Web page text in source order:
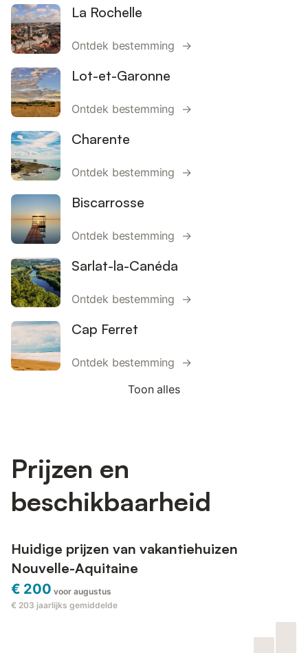
La Rochelle
Ontdek bestemming →
Lot-et-Garonne
Ontdek bestemming →
Charente
Ontdek bestemming →
Biscarrosse
Ontdek bestemming →
Sarlat-la-Canéda
Ontdek bestemming →
Cap Ferret
Ontdek bestemming →
Toon alles
Prijzen en
beschikbaarheid
Huidige prijzen van vakantiehuizen
Nouvelle-Aquitaine
€ 200 voor augustus
€ 203 jaarlijks gemiddelde